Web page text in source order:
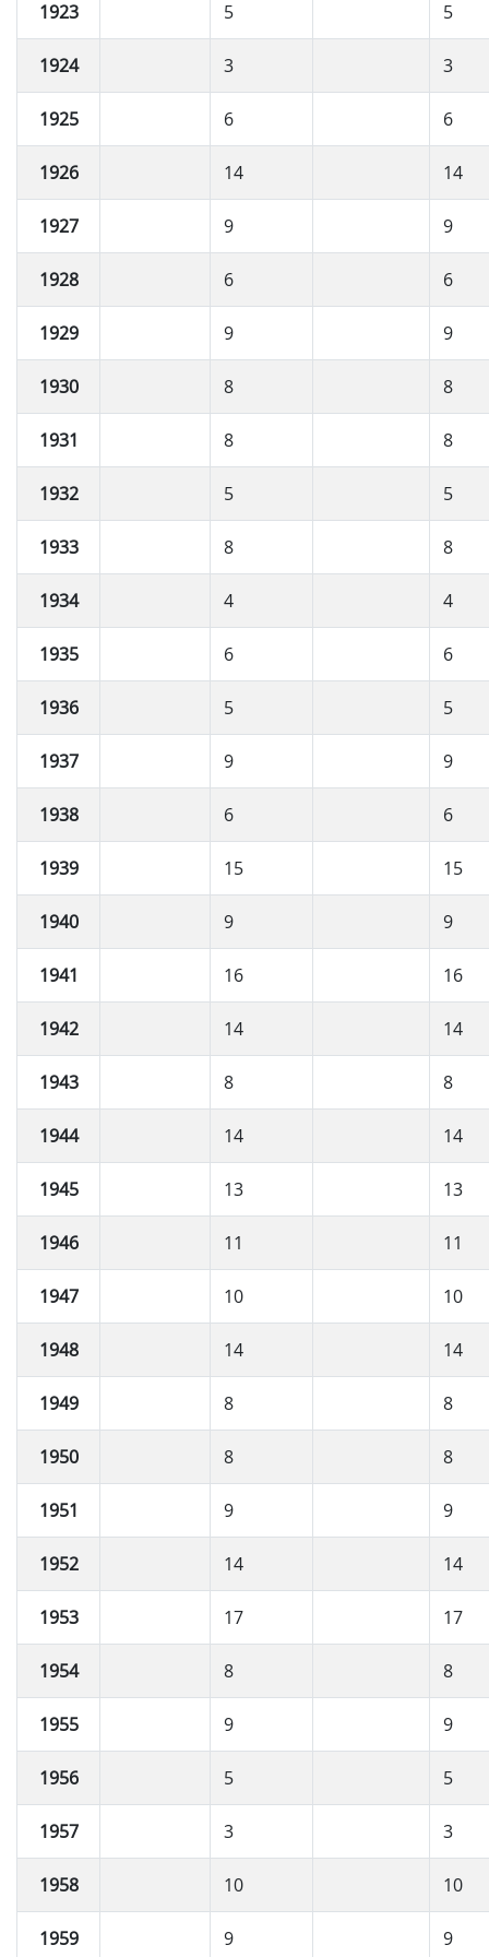
1923 5 5
1924 3 3
1925 6 6
1926 14 14
1927 9 9
1928 6 6
1929 9 9
1930 8 8
1931 8 8
1932 5 5
1933 8 8
1934 4 4
1935 6 6
1936 5 5
1937 9 9
1938 6 6
1939 15 15
1940 9 9
1941 16 16
1942 14 14
1943 8 8
1944 14 14
1945 13 13
1946 11 11
1947 10 10
1948 14 14
1949 8 8
1950 8 8
1951 9 9
1952 14 14
1953 17 17
1954 8 8
1955 9 9
1956 5 5
1957 3 3
1958 10 10
1959 9 9